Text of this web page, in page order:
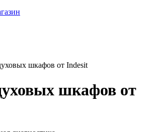
шкафов от Indesit
шкафов от